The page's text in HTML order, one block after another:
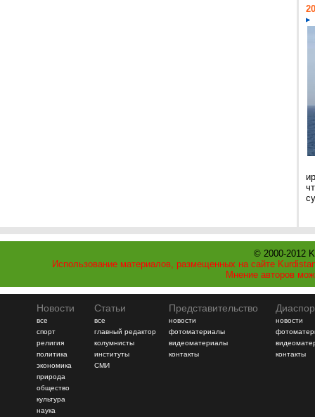
© 2000-2012
Использование материалов, размещенных на сайте
Мнение авторов
Новости
все
спорт
религия
политика
экономика
природа
общество
культура
наука
Статьи
все
главный редактор
колумнисты
институты
СМИ
Представительство
новости
фотоматериалы
видеоматериалы
контакты
новости
контакты